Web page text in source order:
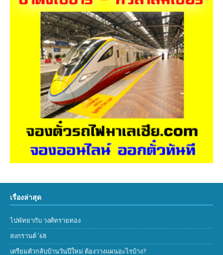
เรื่องล่าสุด
ไปพัทยากับ วงศ์ทรายทอง
สงกรานต์ ’68
เตรียมตัวกลับบ้านวันปีใหม่ ต้องวางแผนอะไรบ้าง?